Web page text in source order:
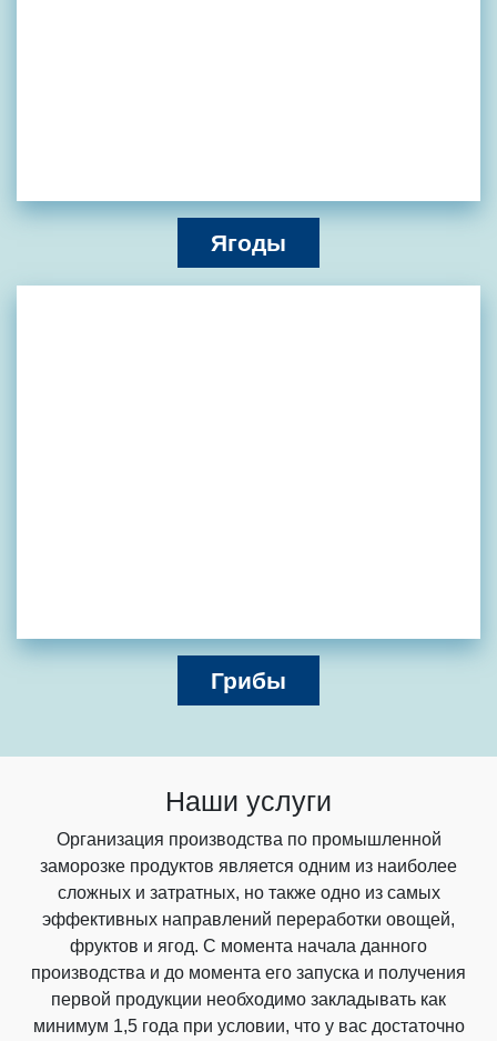
Ягоды
Грибы
Наши услуги
Организация производства по промышленной
заморозке продуктов является одним из наиболее
сложных и затратных, но также одно из самых
эффективных направлений переработки овощей,
фруктов и ягод. С момента начала данного
производства и до момента его запуска и получения
первой продукции необходимо закладывать как
минимум 1,5 года при условии, что у вас достаточно